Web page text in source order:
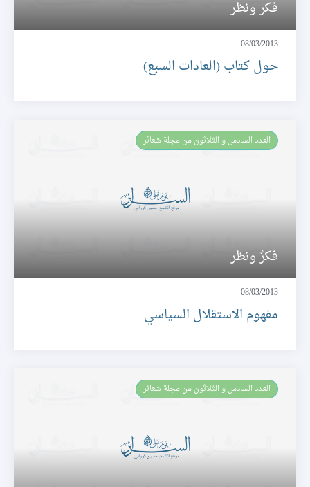
فكر ونظر
08/03/2013
حول كتاب (العادات السبع)
العـدد السادس و الثلاثون من مجلة شعائر
فكرٌ ونظر
08/03/2013
مفهوم الاستقلال السياسي
العـدد السادس و الثلاثون من مجلة شعائر